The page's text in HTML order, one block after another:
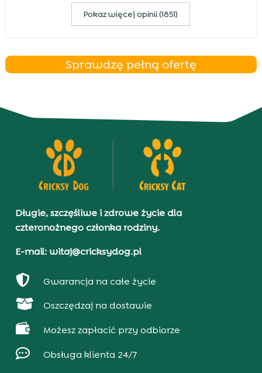
Pokaz więcej opinii (1851)
Sprawdzę pełną ofertę
Długie, szczęśliwe i zdrowe życie dla
czteronożnego członka rodziny.
E-mail: witaj@cricksydog.pl
 Gwarancja na całe życie
 Oszczędzaj na dostawie
 Możesz zapłacić przy odbiorze
 Obsługa klienta 24/7